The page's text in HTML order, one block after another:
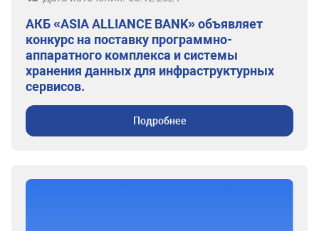
АКБ «ASIA ALLIANCE BANK» объявляет
конкурс на поставку программно-
аппаратного комплекса и системы
хранения данных для инфраструктурных
сервисов.
Подробнее